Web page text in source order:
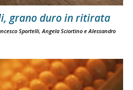
grano duro in ritirata
Sportelli,Angela Sciortino eAlessandro